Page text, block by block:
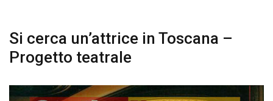
Si cerca un’attrice in Toscana –
Progetto teatrale